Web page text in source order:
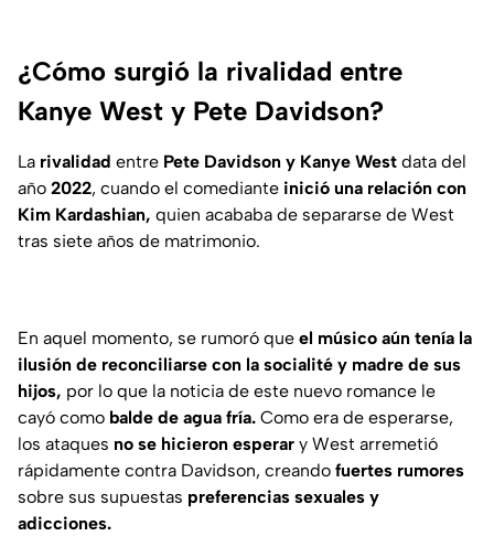
¿Cómo surgió la rivalidad entre
Kanye West y Pete Davidson?
La rivalidad entre Pete Davidson y Kanye West data del
año 2022, cuando el comediante inició una relación con
Kim Kardashian, quien acababa de separarse de West
tras siete años de matrimonio.
En aquel momento, se rumoró que el músico aún tenía la
ilusión de reconciliarse con la socialité y madre de sus
hijos, por lo que la noticia de este nuevo romance le
cayó como balde de agua fría. Como era de esperarse,
los ataques no se hicieron esperar y West arremetió
rápidamente contra Davidson, creando fuertes rumores
sobre sus supuestas preferencias sexuales y
adicciones.